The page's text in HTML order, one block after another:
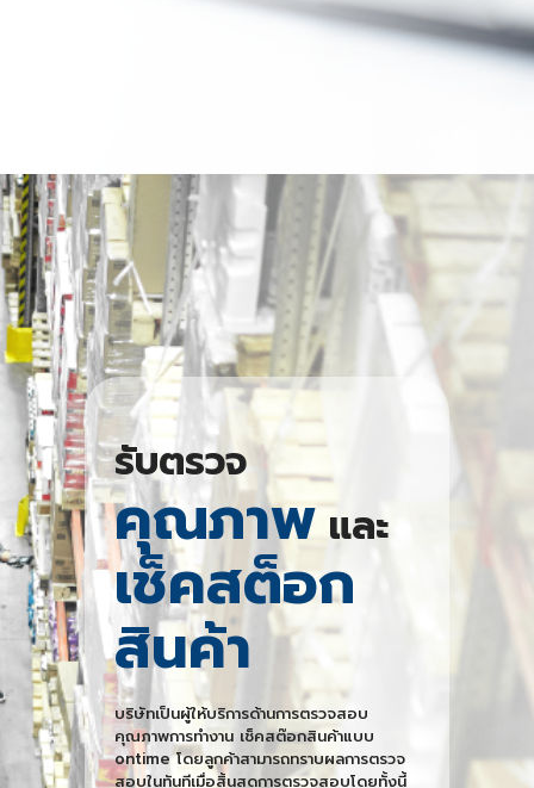
รับตรวจ
คุณภาพและ
เช็คสต็อก
สินค้า
บริษัทเป็นผู้ให้บริการด้านการตรวจสอบ
คุณภาพการทำงาน เช็คสต๊อกสินค้าแบบ
ontime โดยลูกค้าสามารถทราบผลการตรวจ
สอบในทันทีเมื่อสิ้นสุดการตรวจสอบโดยทั้งนี้